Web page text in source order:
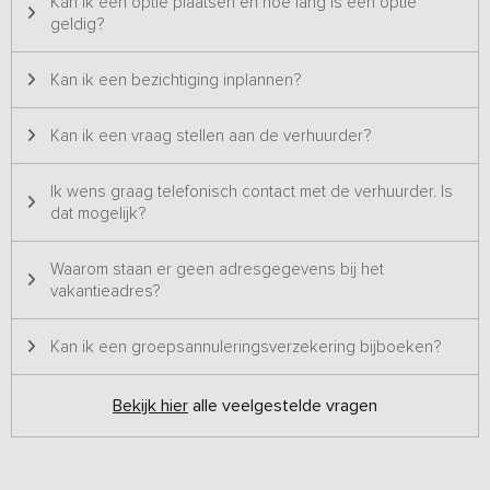
• Zelf ontbijt verzorgen: de bar met koeling biedt alle ruimte; wij
overkant.
• Dineropties: o Laat pizza’s of andere maaltijden bezorgen.
o Bestel friet en snacks bij ons.
o Dineren in ons restaurant is uiteraard
mogelijk.
geldig?
Kan ik een bezichtiging inplannen?
Kan ik een vraag stellen aan de verhuurder?
Ik wens graag telefonisch contact met de verhuurder. Is
dat mogelijk?
Waarom staan er geen adresgegevens bij het
vakantieadres?
Kan ik een groepsannuleringsverzekering bijboeken?
Bekijk hier alle veelgestelde vragen